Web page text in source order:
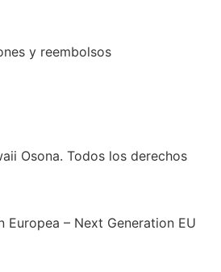
y reembolsos
Osona. Todos los derechos
Europea – Next Generation EU